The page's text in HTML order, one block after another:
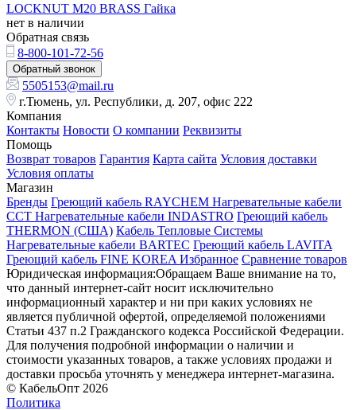
LOCKNUT M20 BRASS Гайка
нет в наличии
Обратная связь
8-800-101-72-56
Обратный звонок
5505153@mail.ru
г.Тюмень, ул. Республики, д. 207, офис 222
Компания
Контакты Новости О компании Реквизиты
Помощь
Возврат товаров Гарантия Карта сайта Условия доставки
Условия оплаты
Магазин
Бренды Греющий кабель RAYCHEM Нагревательные кабели
ССТ Нагревательные кабели INDASTRO Греющий кабель
THERMON (США) Кабель Тепловые Системы
Нагревательные кабели BARTEC Греющий кабель LAVITA
Греющий кабель FINE KOREA Избранное Сравнение товаров
Юридическая информация:Обращаем Ваше внимание на то,
что данный интернет-сайт носит исключительно
информационный характер и ни при каких условиях не
является публичной офертой, определяемой положениями
Статьи 437 п.2 Гражданского кодекса Российской Федерации.
Для получения подробной информации о наличии и
стоимости указанных товаров, а также условиях продажи и
доставки просьба уточнять у менеджера интернет-магазина.
© КабельОпт 2026
Политика